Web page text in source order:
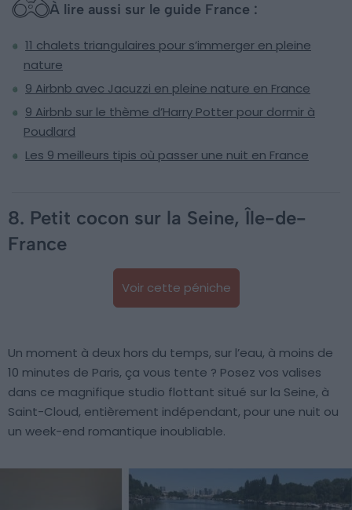
À lire aussi sur le guide France :
11 chalets triangulaires pour s’immerger en pleine
nature
9 Airbnb avec Jacuzzi en pleine nature en France
9 Airbnb sur le thème d’Harry Potter pour dormir à
Poudlard
Les 9 meilleurs tipis où passer une nuit en France
8. Petit cocon sur la Seine, Île-de-
France
Voir cette péniche
Un moment à deux hors du temps, sur l’eau, à moins de
10 minutes de Paris, ça vous tente ? Posez vos valises
dans ce magnifique studio flottant situé sur la Seine, à
Saint-Cloud, entièrement indépendant, pour une nuit ou
un week-end romantique inoubliable.